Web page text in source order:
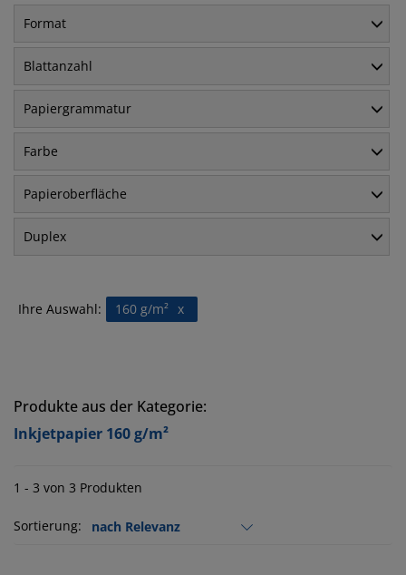
Format
Blattanzahl
Papiergrammatur
Farbe
Papieroberfläche
Duplex
Ihre Auswahl: x
160 g/m²
Produkte aus der Kategorie:
Inkjetpapier 160 g/m²
1 - 3 von 3 Produkten
Sortierung: